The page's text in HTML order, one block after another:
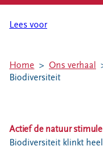
Afval scheiden
Afval aanmelden
Lees voor
Home Ons verhaal
Biodiversiteit
Actief de natuur
Biodiversiteit klinkt